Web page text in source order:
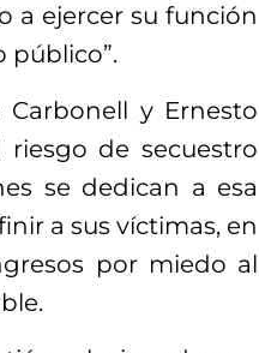
a ejercer su función
público”.
y Ernesto
de secuestro
se dedican a esa
a sus víctimas, en
por miedo al